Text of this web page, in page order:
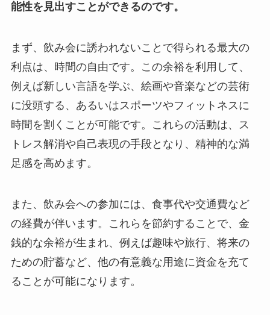
能性を見出すことができるのです。
まず、飲み会に誘われないことで得られる最大の
利点は、時間の自由です。この余裕を利用して、
例えば新しい言語を学ぶ、絵画や音楽などの芸術
に没頭する、あるいはスポーツやフィットネスに
時間を割くことが可能です。これらの活動は、ス
トレス解消や自己表現の手段となり、精神的な満
足感を高めます。
また、飲み会への参加には、食事代や交通費など
の経費が伴います。これらを節約することで、金
銭的な余裕が生まれ、例えば趣味や旅行、将来の
ための貯蓄など、他の有意義な用途に資金を充て
ることが可能になります。